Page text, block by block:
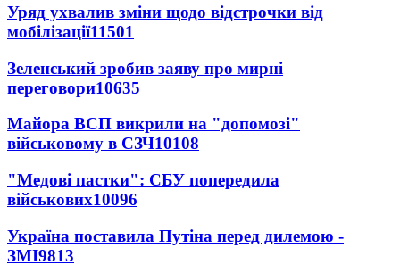
Уряд ухвалив зміни щодо відстрочки від
мобілізації11501
Зеленський зробив заяву про мирні
переговори10635
Майора ВСП викрили на "допомозі"
військовому в СЗЧ10108
"Медові пастки": СБУ попередила
військових10096
Україна поставила Путіна перед дилемою -
ЗМІ9813